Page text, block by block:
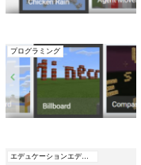
プログラミング
エデュケーションエディション